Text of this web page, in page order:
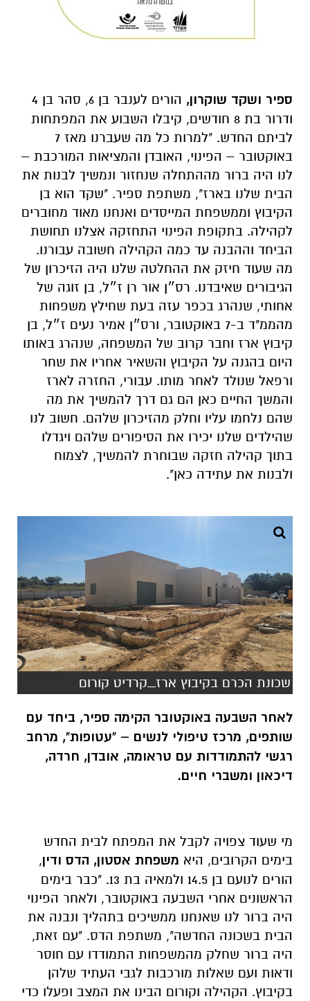
ספיר ושקד שוקרון,
הורים לענבר בן 6, סהר בן 4
ודרור בת 8 חודשים, קיבלו השבוע את המפתחות
לביתם החדש. "
למרות כל מה שעברנו מאז 7
באוקטובר – הפינוי, האובדן והמציאות המורכבת –
לנו היה ברור מההתחלה שנחזור ונמשיך לבנות את
הבית שלנו בארז", משתפת ספיר. "שקד הוא בן
הקיבוץ וממשפחת המייסדים ואנחנו מאוד מחוברים
לקהילה. בתקופת הפינוי התחזקה אצלנו תחושת
הביחד וההבנה עד כמה הקהילה חשובה עבורנו.
מה שעוד חיזק את ההחלטה שלנו היה הזיכרון של
הגיבורים שאיבדנו. רס״ן אור רן ז״ל, בן זוגה של
אחותי, שנהרג בכפר עזה בעת שחילץ משפחות
מהממ"ד ב-7 באוקטובר, ורס״ן אמיר נעים ז״ל, בן
קיבוץ ארז וחבר קרוב של המשפחה, שנהרג באותו
היום בהגנה על הקיבוץ והשאיר אחריו את שחר
ורפאל שנולד לאחר מותו. עבורי, החזרה לארז
והמשך החיים כאן הם גם דרך להמשיך את מה
שהם נלחמו עליו וחלק מהזיכרון שלהם. חשוב לנו
שהילדים שלנו יכירו את הסיפורים שלהם ויגדלו
בתוך קהילה חזקה שבוחרת להמשיך, לצמוח
ולבנות את עתידה כאן".
שכונת הכרם בקיבוץ ארז_קרדיט קורום
לאחר השבעה באוקטובר הקימה ספיר, ביחד עם
שותפים, מרכז טיפולי לנשים – "עטופות", מרחב
רגשי להתמודדות עם טראומה, אובדן, חרדה,
דיכאון ומשברי חיים.
מי שעוד צפויה לקבל את המפתח לבית החדש
בימים הקרובים, היא משפחת אסטון, הדס ודין,
הורים לנועם בן 14.5 ולמאיה בת 13. "כבר בימים
הראשונים אחרי השבעה באוקטובר, ולאחר הפינוי
היה ברור לנו שאנחנו ממשיכים בתהליך ונבנה את
הבית בשכונה החדשה", משתפת הדס. "עם זאת,
היה ברור שחלק מהמשפחות התמודדו עם חוסר
ודאות ועם שאלות מורכבות לגבי העתיד שלהן
בקיבוץ. הקהילה וקורום הבינו את המצב ופעלו כדי